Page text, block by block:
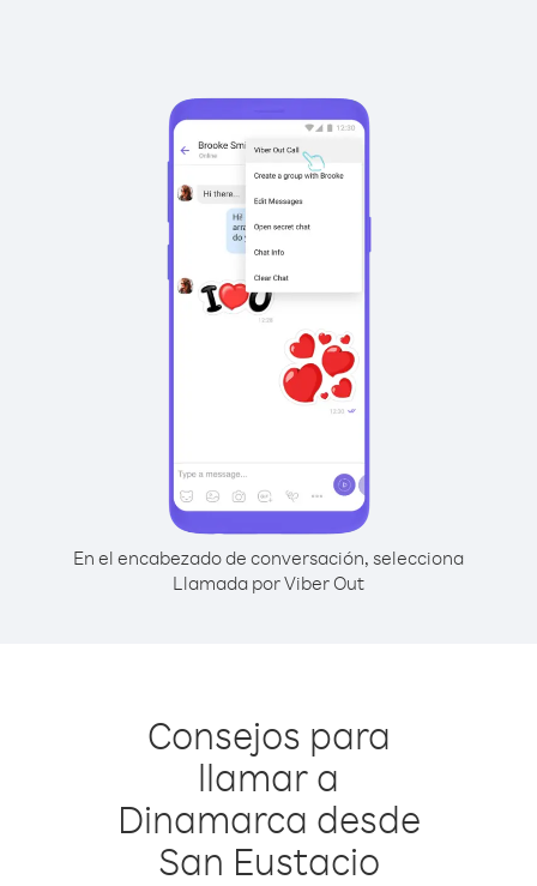
En el encabezado de conversación, selecciona
Llamada por Viber Out
Consejos para
llamar a
Dinamarca desde
San Eustacio